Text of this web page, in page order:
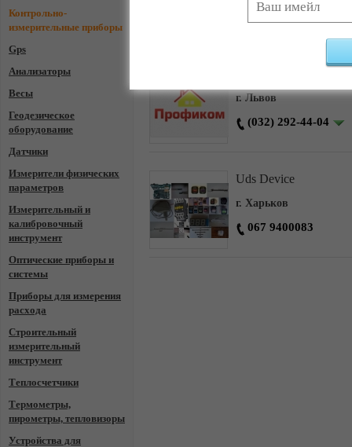
Контрольно-
измерительные приборы
Gps
Анализаторы
Весы
Геодезическое
оборудование
Датчики
Измерители физических
параметров
Измерительный и
калибровочный
инструмент
Оптические приборы и
системы
Приборы для измерения
расхода
Строительный
измерительный
инструмент
Теплосчетчики
Термометры,
пирометры, тепловизоры
Устройства для
г. Львов
(032) 292-44-04
Uds Device
г. Харьков
067 9400083